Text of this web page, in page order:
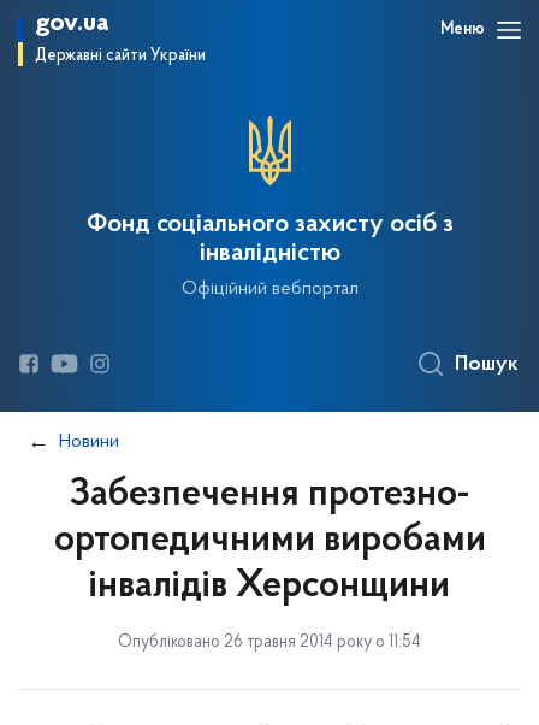
gov.ua
Державні сайти України
Меню
Фонд соціального захисту осіб з
інвалідністю
Офіційний вебпортал
Пошук
Новини
Забезпечення протезно-
ортопедичними виробами
інвалідів Херсонщини
Опубліковано 26 травня 2014 року о 11:54